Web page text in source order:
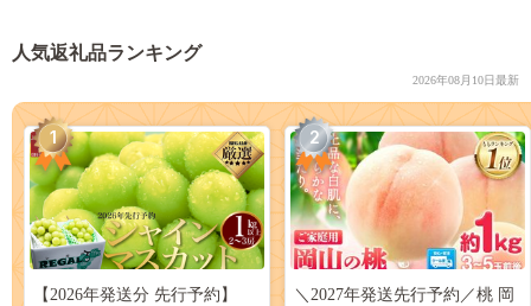
人気返礼品ランキング
2026年08月10日最新
1
【2026年発送分 先行予約】
2
＼2027年発送先行予約／桃 岡